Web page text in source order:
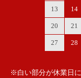
13 14
20 21
27 28
※白い部分が休業日